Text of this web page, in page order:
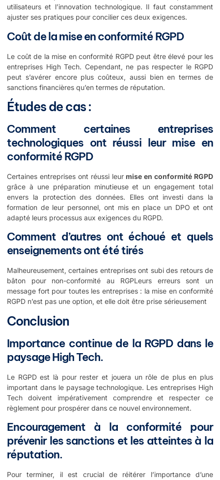
utilisateurs et l’innovation technologique. Il faut constamment
ajuster ses pratiques pour concilier ces deux exigences.
Coût de la mise en conformité RGPD
Le coût de la mise en conformité RGPD peut être élevé pour les
entreprises High Tech. Cependant, ne pas respecter le RGPD
peut s’avérer encore plus coûteux, aussi bien en termes de
sanctions financières qu’en termes de réputation.
Études de cas :
Comment certaines entreprises
technologiques ont réussi leur mise en
conformité RGPD
Certaines entreprises ont réussi leur mise en conformité RGPD
grâce à une préparation minutieuse et un engagement total
envers la protection des données. Elles ont investi dans la
formation de leur personnel, ont mis en place un DPO et ont
adapté leurs processus aux exigences du RGPD.
Comment d’autres ont échoué et quels
enseignements ont été tirés
Malheureusement, certaines entreprises ont subi des retours de
bâton pour non-conformité au RGPLeurs erreurs sont un
message fort pour toutes les entreprises : la mise en conformité
RGPD n’est pas une option, et elle doit être prise sérieusement
Conclusion
Importance continue de la RGPD dans le
paysage High Tech.
Le RGPD est là pour rester et jouera un rôle de plus en plus
important dans le paysage technologique. Les entreprises High
Tech doivent impérativement comprendre et respecter ce
règlement pour prospérer dans ce nouvel environnement.
Encouragement à la conformité pour
prévenir les sanctions et les atteintes à la
réputation.
Pour terminer, il est crucial de réitérer l’importance d’une